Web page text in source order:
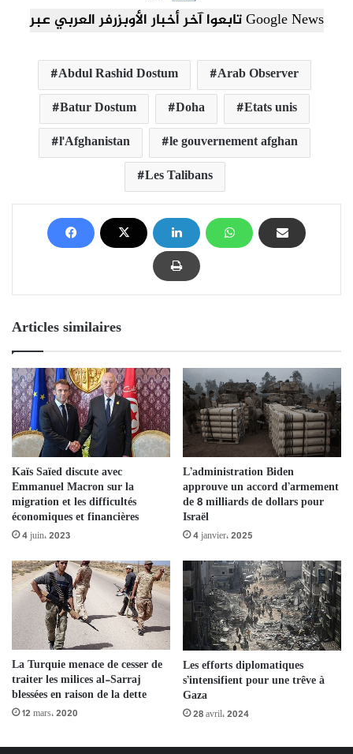
تابعوا آخر أخبار الأوبزرفر العربي عبر Google News
Abdul Rashid Dostum
Arab Observer
Batur Dostum
Doha
Etats unis
l'Afghanistan
le gouvernement afghan
Les Talibans
Articles similaires
Kaïs Saïed discute avec
Emmanuel Macron sur la
migration et les difficultés
économiques et financières
4 juin، 2023
L’administration Biden
approuve un accord d’armement
de 8 milliards de dollars pour
Israël
4 janvier، 2025
La Turquie menace de cesser de
traiter les milices al-Sarraj
blessées en raison de la dette
12 mars، 2020
Les efforts diplomatiques
s’intensifient pour une trêve à
Gaza
28 avril، 2024